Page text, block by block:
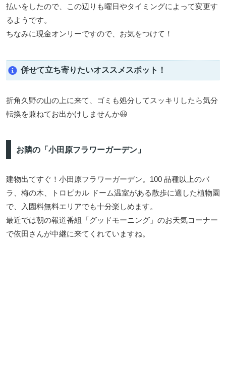
払いをしたので、この辺りも曜日やタイミングによって変更す
るようです。
ちなみに現金オンリーですので、お気をつけて！
併せて立ち寄りたいオススメスポット！
折角久野の山の上に来て、ゴミも処分してスッキリしたら気分
転換を兼ねてお出かけしませんか😃
お隣の「小田原フラワーガーデン」
建物出てすぐ！小田原フラワーガーデン。100 品種以上のバ
ラ、梅の木、トロピカル ドーム温室がある散歩に適した植物園
で、入園料無料エリアでも十分楽しめます。
最近では朝の報道番組「グッドモーニング」のお天気コーナー
で依田さんが中継に来てくれていますね。